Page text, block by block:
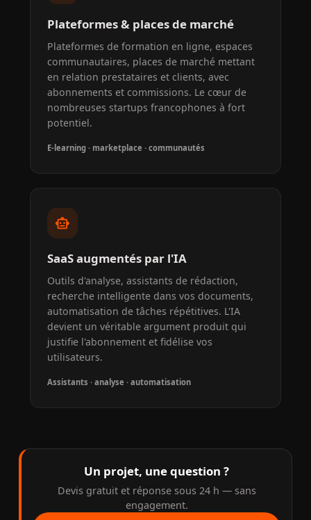
Plateformes & places de marché
Plateformes de formation en ligne, espaces
communautaires, places de marché mettant
en relation prestataires et clients, avec
abonnements et commissions. Le cœur de
nombreuses startups francophones à fort
potentiel.
E-learning · marketplace · communautés
smart_toy
SaaS augmentés par l'IA
Outils d'analyse, assistants de rédaction,
recherche intelligente dans vos documents,
automatisation de tâches répétitives. L'IA
devient un véritable argument produit qui
justifie l'abonnement et fidélise vos
utilisateurs.
Assistants · analyse · automatisation
Un projet, une question ?
Devis gratuit et réponse sous 24 h — sans
engagement.